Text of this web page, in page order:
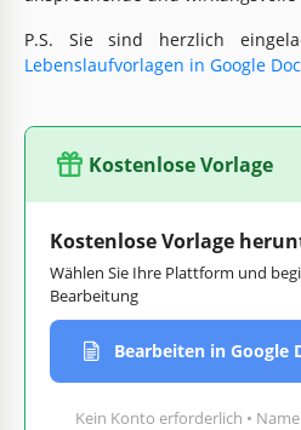
P.S. Sie sind herzlich
Lebenslaufvorlagen in Google
Kostenlose Vorlage
Kostenlose Vorlage
Wählen Sie Ihre Plattform und
Bearbeitung
Bearbeiten in Google
Kein Konto erforderlich •